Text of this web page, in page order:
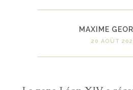
MAXIME
20 AOÛT